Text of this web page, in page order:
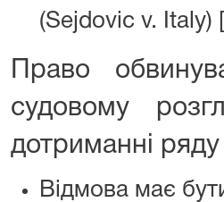
(Sejdovic v. Italy)
Право
судовому
дотриманні
Відмова має